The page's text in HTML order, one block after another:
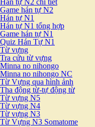
Hán tự N2 chi tiết
Game hán tự N2
Hán tự N1
Hán tự N1 tổng hợp
Game hán tự N1
Quiz Hán Tự N1
Từ vựng
Tra cứu từ vựng
Minna no nihongo
Minna no nihongo NC
Từ Vựng qua hình ảnh
Tha động từ-tự động từ
Từ vựng N5
Từ vựng N4
Từ vựng N3
Từ Vựng N3 Somatome